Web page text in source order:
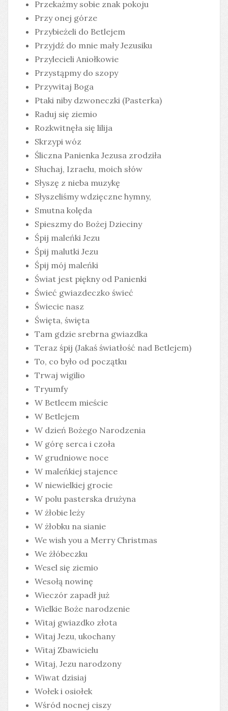
Przekażmy sobie znak pokoju
Przy onej górze
Przybieżeli do Betlejem
Przyjdź do mnie mały Jezusiku
Przylecieli Aniołkowie
Przystąpmy do szopy
Przywitaj Boga
Ptaki niby dzwoneczki (Pasterka)
Raduj się ziemio
Rozkwitnęła się lilija
Skrzypi wóz
Śliczna Panienka Jezusa zrodziła
Słuchaj, Izraelu, moich słów
Słyszę z nieba muzykę
Słyszeliśmy wdzięczne hymny,
Smutna kolęda
Spieszmy do Bożej Dzieciny
Śpij maleńki Jezu
Śpij malutki Jezu
Śpij mój maleńki
Świat jest piękny od Panienki
Świeć gwiazdeczko świeć
Świecie nasz
Święta, święta
Tam gdzie srebrna gwiazdka
Teraz śpij (Jakaś światłość nad Betlejem)
To, co było od początku
Trwaj wigilio
Tryumfy
W Betleem mieście
W Betlejem
W dzień Bożego Narodzenia
W górę serca i czoła
W grudniowe noce
W maleńkiej stajence
W niewielkiej grocie
W polu pasterska drużyna
W żłobie leży
W żłobku na sianie
We wish you a Merry Christmas
We żłóbeczku
Wesel się ziemio
Wesołą nowinę
Wieczór zapadł już
Wielkie Boże narodzenie
Witaj gwiazdko złota
Witaj Jezu, ukochany
Witaj Zbawicielu
Witaj, Jezu narodzony
Wiwat dzisiaj
Wołek i osiołek
Wśród nocnej ciszy